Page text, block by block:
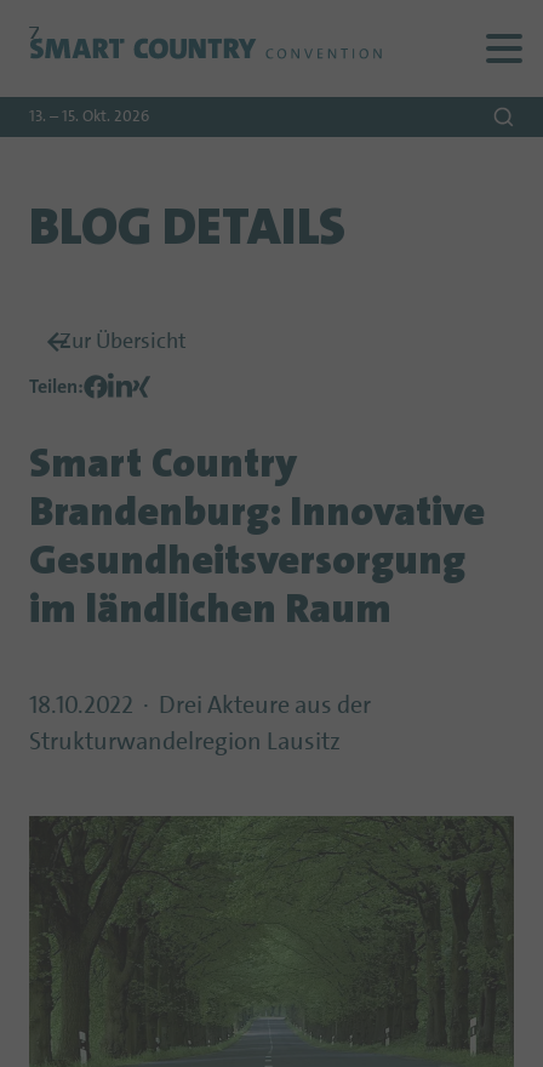
Zur
Zur
Zum
13. – 15. Okt. 2026
BLOG DETAILS
Zur Übersicht
Teilen:
Smart Country
Brandenburg: Innovative
Gesundheitsversorgung
im ländlichen Raum
18.10.2022
Drei Akteure aus der
Strukturwandelregion Lausitz